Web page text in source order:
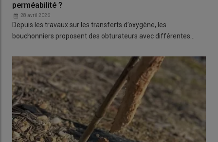
perméabilité ?
28 avril 2026
Depuis les travaux sur les transferts d’oxygène, les
bouchonniers proposent des obturateurs avec différentes…